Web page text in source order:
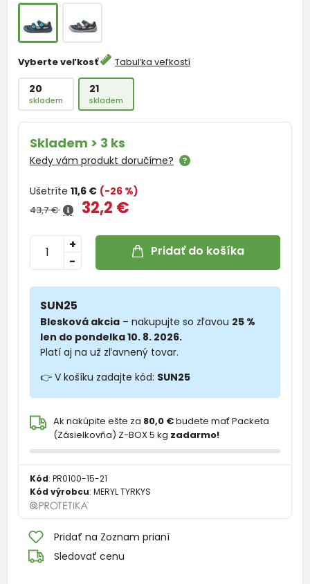
Vyberte veľkosť Tabuľka veľkostí
20
skladem
21
skladem
Skladem > 3 ks
Kedy vám produkt doručíme?
Ušetríte 11,6 € (-26 %)
43,7 € 32,2 €
-
+ Pridať do košíka
SUN25
Blesková akcia – nakupujte so zľavou 25 %
len do pondelka 10. 8. 2026.
Platí aj na už zľavnený tovar.
👉 V košíku zadajte kód: SUN25
Ak nakúpite ešte za 80,0 €budete mať Packeta
(Zásielkovňa) Z-BOX 5 kg zadarmo!
Kód: PR0100-15-21
Kód výrobcu: MERYL TYRKYS
Pridať na Zoznam prianí
Sledovať cenu